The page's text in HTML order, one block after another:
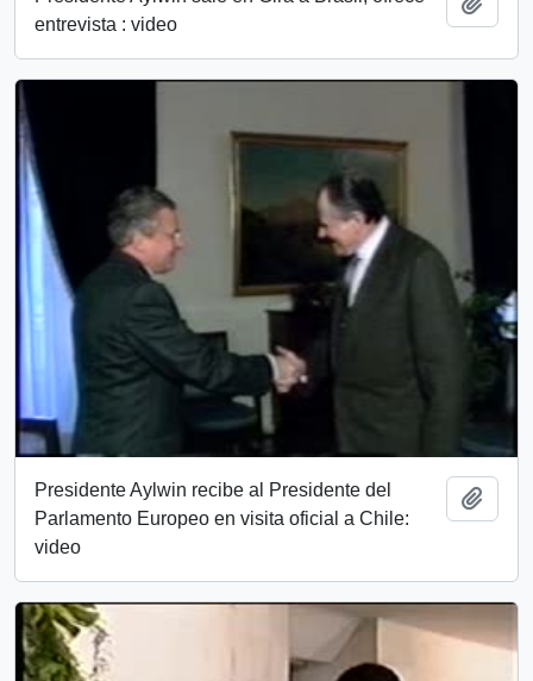
entrevista : video
Presidente Aylwin recibe al Presidente del
Parlamento Europeo en visita oficial a Chile:
video